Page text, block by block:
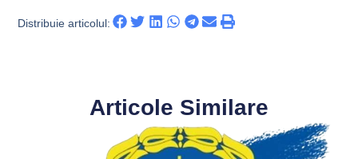
Distribuie articolul:
Articole Similare